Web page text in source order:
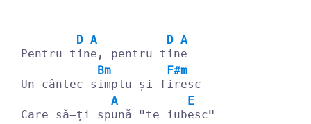
Pentru t
D
in
A
e, pentru t
D
in
A
e
Un cântec s
Bm
implu și f
F#m
iresc
Care să-ți sp
A
ună "te iub
E
esc"